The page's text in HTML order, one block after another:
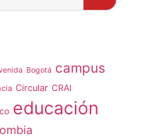
Bogotá campus
Circular CRAI
educación